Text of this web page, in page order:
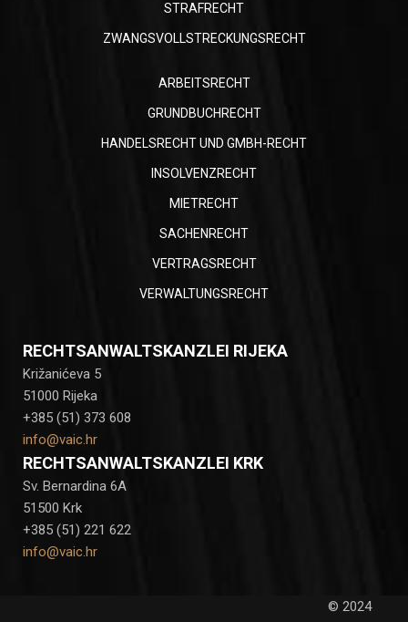
STRAFRECHT
ZWANGSVOLLSTRECKUNGSRECHT
ARBEITSRECHT
GRUNDBUCHRECHT
HANDELSRECHT UND GMBH-RECHT
INSOLVENZRECHT
MIETRECHT
SACHENRECHT
VERTRAGSRECHT
VERWALTUNGSRECHT
RECHTSANWALTSKANZLEI RIJEKA
Križanićeva 5
51000 Rijeka
+385 (51) 373 608
info@vaic.hr
RECHTSANWALTSKANZLEI KRK
Sv. Bernardina 6A
51500 Krk
+385 (51) 221 622
info@vaic.hr
© 2024